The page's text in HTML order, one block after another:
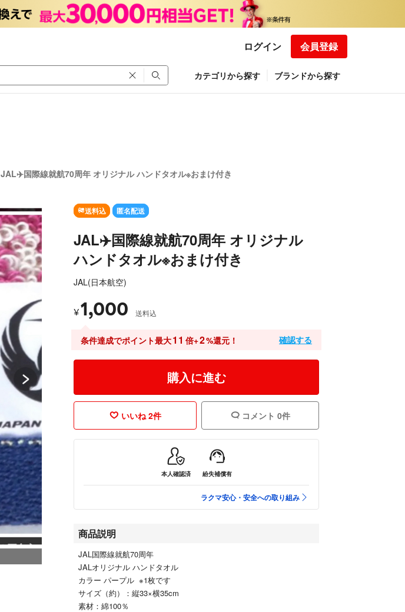
ログイン 会員登録
カテゴリから探す ブランドから探す
JAL✈️国際線就航70周年 オリジナル ハンドタオル※おまけ付き
送料込 匿名配送
JAL✈️国際線就航70周年 オリジナル
ハンドタオル※おまけ付き
JAL(日本航空)
¥1,000 送料込
条件達成でポイント最大11 倍+2%還元！ 確認する
購入に進む
いいね 2件 コメント 0件
本人確認済 紛失補償有
ラクマ安心・安全への取り組み
商品説明
JAL国際線就航70周年
JALオリジナル ハンドタオル
カラー パープル ※1枚です
サイズ（約）：縦33×横35cm
素材：綿100％